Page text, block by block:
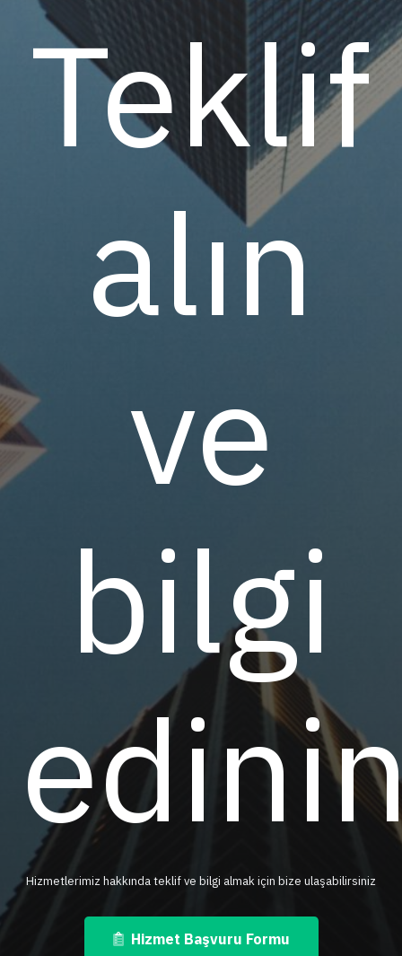
Teklif
alın
ve
bilgi
Hizmetlerimiz hakkında teklif ve bilgi almak için bize ulaşabilirsiniz
Hizmet Başvuru Formu